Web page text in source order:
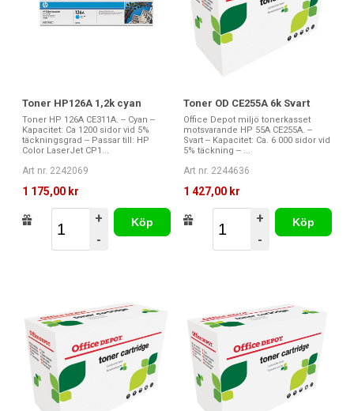
Toner HP126A 1,2k cyan
Toner HP 126A CE311A. -- Cyan --
Kapacitet: Ca 1200 sidor vid 5%
täckningsgrad -- Passar till: HP
Color LaserJet CP1...
Art nr. 2242069
1 175,00 kr
+
-
Köp
Toner OD CE255A 6k Svart
Office Depot miljö tonerkasset
motsvarande HP 55A CE255A. --
Svart -- Kapacitet: Ca. 6 000 sidor vid
5% täckning -- ...
Art nr. 2244636
1 427,00 kr
+
-
Köp